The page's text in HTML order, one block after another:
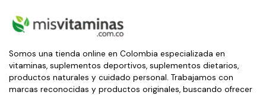
Somos una tienda online en Colombia especializada en
vitaminas, suplementos deportivos, suplementos dietarios,
productos naturales y cuidado personal. Trabajamos con
marcas reconocidas y productos originales, buscando ofrecer